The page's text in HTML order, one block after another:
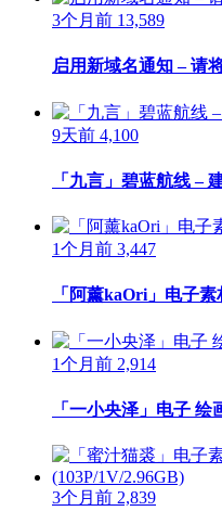
3个月前 13,589
启用新域名通知 – 请
9天前 4,100
「九言」碧蓝航线 –
1个月前 3,447
「阿薰kaOri」电子
1个月前 2,914
「一小央泽」电子 绘
3个月前 2,839